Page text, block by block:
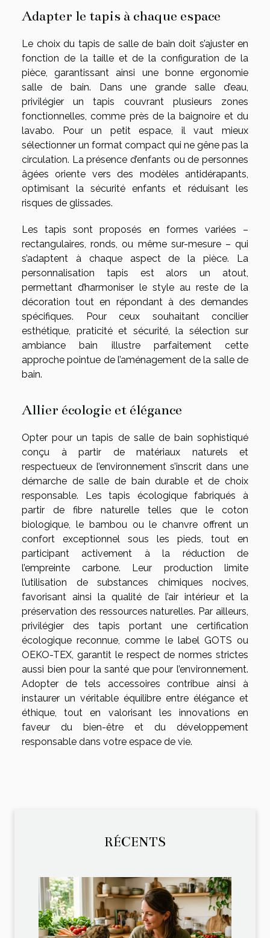
Adapter le tapis à chaque espace
Le choix du tapis de salle de bain doit s’ajuster en
fonction de la taille et de la configuration de la
pièce, garantissant ainsi une bonne ergonomie
salle de bain. Dans une grande salle d’eau,
privilégier un tapis couvrant plusieurs zones
fonctionnelles, comme près de la baignoire et du
lavabo. Pour un petit espace, il vaut mieux
sélectionner un format compact qui ne gêne pas la
circulation. La présence d’enfants ou de personnes
âgées oriente vers des modèles antidérapants,
optimisant la sécurité enfants et réduisant les
risques de glissades.
Les tapis sont proposés en formes variées –
rectangulaires, ronds, ou même sur-mesure – qui
s’adaptent à chaque aspect de la pièce. La
personnalisation tapis est alors un atout,
permettant d’harmoniser le style au reste de la
décoration tout en répondant à des demandes
spécifiques. Pour ceux souhaitant concilier
esthétique, praticité et sécurité, la sélection sur
ambiance bain illustre parfaitement cette
approche pointue de l’aménagement de la salle de
bain.
Allier écologie et élégance
Opter pour un tapis de salle de bain sophistiqué
conçu à partir de matériaux naturels et
respectueux de l’environnement s’inscrit dans une
démarche de salle de bain durable et de choix
responsable. Les tapis écologique fabriqués à
partir de fibre naturelle telles que le coton
biologique, le bambou ou le chanvre offrent un
confort exceptionnel sous les pieds, tout en
participant activement à la réduction de
l’empreinte carbone. Leur production limite
l’utilisation de substances chimiques nocives,
favorisant ainsi la qualité de l’air intérieur et la
préservation des ressources naturelles. Par ailleurs,
privilégier des tapis portant une certification
écologique reconnue, comme le label GOTS ou
OEKO-TEX, garantit le respect de normes strictes
aussi bien pour la santé que pour l’environnement.
Adopter de tels accessoires contribue ainsi à
instaurer un véritable équilibre entre élégance et
éthique, tout en valorisant les innovations en
faveur du bien-être et du développement
responsable dans votre espace de vie.
RÉCENTS